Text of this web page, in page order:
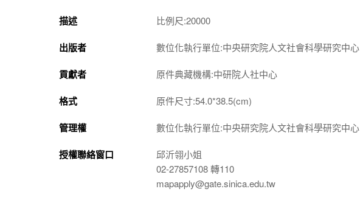
描述
比例尺:20000
出版者 數位化執行單位:中央研究院人文社會科學研究中心
貢獻者 原件典藏機構:中研院人社中心
格式 原件尺寸:54.0*38.5(cm)
管理權 數位化執行單位:中央研究院人文社會科學研究中心
授權聯絡窗口
邱沂翎小姐
02-27857108 轉110
mapapply@gate.sinica.edu.tw